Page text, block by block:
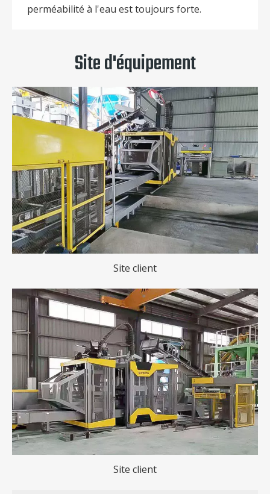
perméabilité à l'eau est toujours forte.
Site d'équipement
Site client
Site client